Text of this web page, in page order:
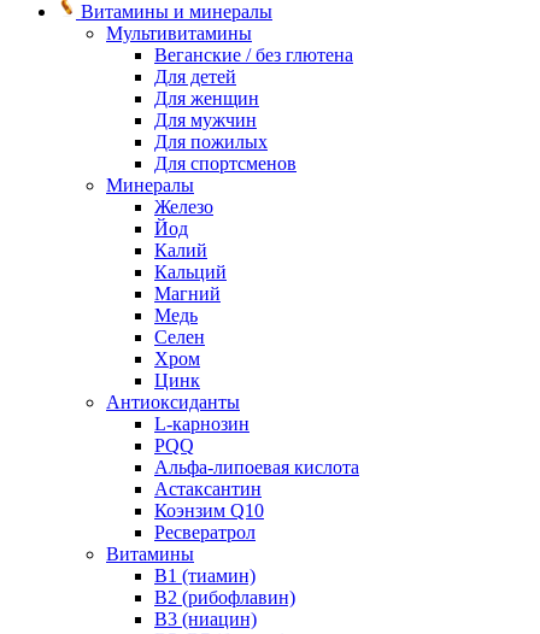
Витамины и минералы
Мультивитамины
Веганские / без глютена
Для детей
Для женщин
Для мужчин
Для пожилых
Для спортсменов
Минералы
Железо
Йод
Калий
Кальций
Магний
Медь
Селен
Хром
Цинк
Антиоксиданты
L-карнозин
PQQ
Альфа-липоевая кислота
Астаксантин
Коэнзим Q10
Ресвератрол
Витамины
B1 (тиамин)
B2 (рибофлавин)
B3 (ниацин)